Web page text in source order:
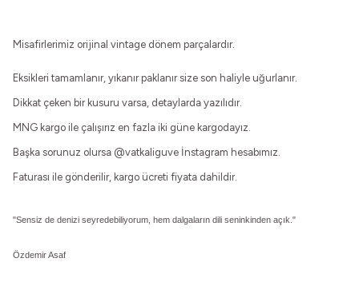
Misafirlerimiz orijinal vintage dönem parçalardır.
Eksikleri tamamlanır, yıkanır paklanır size son haliyle uğurlanır.
Dikkat çeken bir kusuru varsa, detaylarda yazılıdır.
MNG kargo ile çalışırız en fazla iki güne kargodayız.
Başka sorunuz olursa @vatkaliguve İnstagram hesabımız.
Faturası ile gönderilir, kargo ücreti fiyata dahildir.
"Sensiz de denizi seyredebiliyorum, hem dalgaların dili seninkinden açık. "
Özdemir Asaf